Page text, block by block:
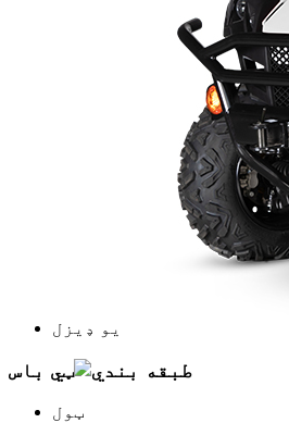
یو ډیزل
ټي باس
ټول